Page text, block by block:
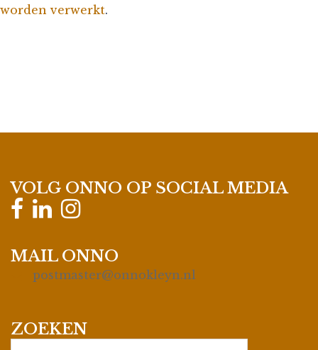
worden verwerkt.
VOLG ONNO OP SOCIAL MEDIA
MAIL ONNO
postmaster@onnokleyn.nl
ZOEKEN